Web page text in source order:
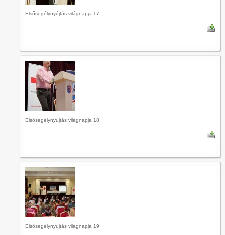
Elsősegélynyújtás világnapja 17
Elsősegélynyújtás világnapja 18
Elsősegélynyújtás világnapja 19